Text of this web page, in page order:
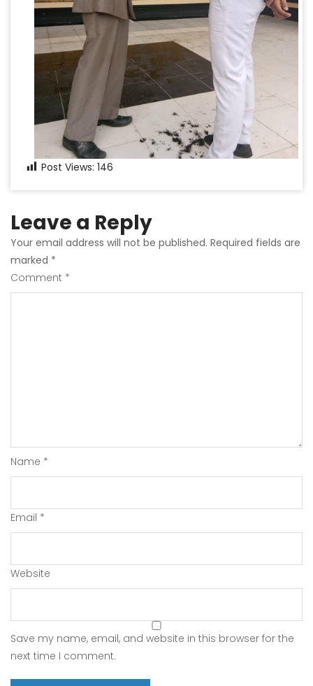
Post Views: 146
Leave a Reply
Your email address will not be published. Required fields are
marked *
Comment *
Name *
Email *
Website
Save my name, email, and website in this browser for the
next time I comment.